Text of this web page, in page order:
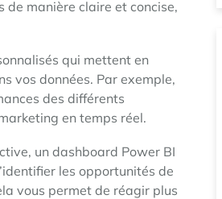
manière claire et concise,
qui mettent en
vos données. Par exemple,
des différents
en temps réel.
un dashboard Power BI
les opportunités de
vous permet de réagir plus